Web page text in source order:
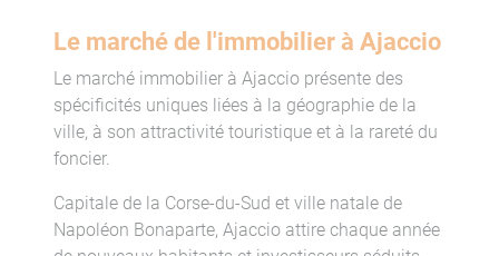
Le marché de l'immobilier à Ajaccio
Le marché immobilier à Ajaccio présente des
spécificités uniques liées à la géographie de la
ville, à son attractivité touristique et à la rareté du
foncier.
Capitale de la Corse-du-Sud et ville natale de
Napoléon Bonaparte, Ajaccio attire chaque année